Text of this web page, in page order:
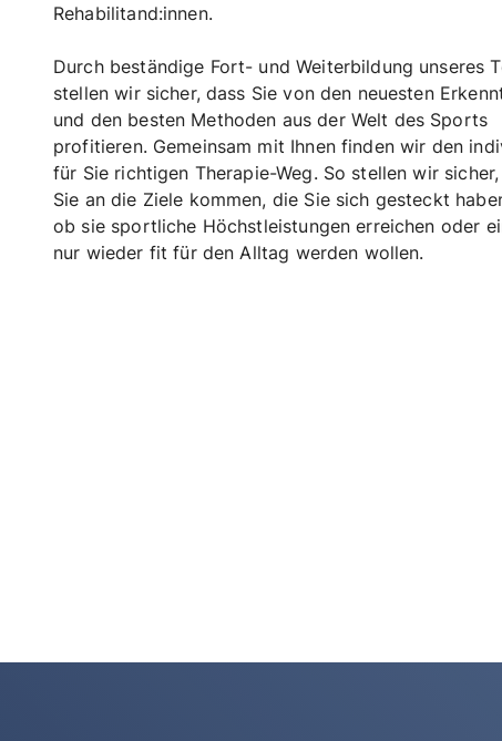
Rehabilitand:innen.
Durch beständige Fort- und Weiterbildung unseres
stellen wir sicher, dass Sie von den neuesten
und den besten Methoden aus der Welt des Sports
profitieren. Gemeinsam mit Ihnen finden wir den
für Sie richtigen Therapie-Weg. So stellen wir
Sie an die Ziele kommen, die Sie sich gesteckt
ob sie sportliche Höchstleistungen erreichen oder
nur wieder fit für den Alltag werden wollen.